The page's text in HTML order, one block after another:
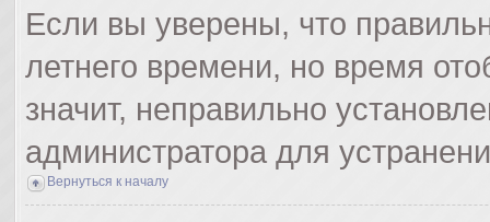
Если вы уверены, что
летнего времени, но время
значит, неправильно
администратора для
Вернуться к началу